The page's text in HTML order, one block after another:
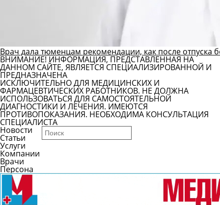
Врач дала тюменцам рекомендации, как после отпуска
ВНИМАНИЕ! ИНФОРМАЦИЯ, ПРЕДСТАВЛЕННАЯ НА
ДАННОМ САЙТЕ, ЯВЛЯЕТСЯ СПЕЦИАЛИЗИРОВАННОЙ И
ПРЕДНАЗНАЧЕНА
ИСКЛЮЧИТЕЛЬНО ДЛЯ МЕДИЦИНСКИХ И
ФАРМАЦЕВТИЧЕСКИХ РАБОТНИКОВ. НЕ ДОЛЖНА
ИСПОЛЬЗОВАТЬСЯ ДЛЯ САМОСТОЯТЕЛЬНОЙ
ДИАГНОСТИКИ И ЛЕЧЕНИЯ. ИМЕЮТСЯ
ПРОТИВОПОКАЗАНИЯ. НЕОБХОДИМА КОНСУЛЬТАЦИЯ
СПЕЦИАЛИСТА
Новости
Статьи
Услуги
Компании
Врачи
Персона